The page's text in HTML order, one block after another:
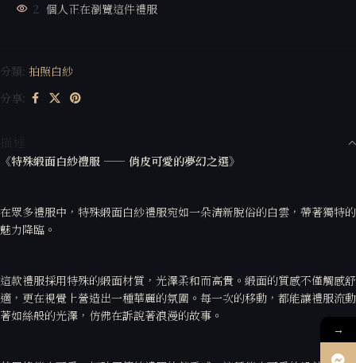
2 個人正在瀏覽這件禮服
分類: 拍照白紗
分享:
《特殊緞面白紗禮服 —— 俏皮可愛的夢幻之選》
在眾多禮服中，特殊緞面白紗禮服宛如一朵清新脫俗的白雲，帶著獨特的
魅力降臨。
這款禮服採用特殊的緞面材質，光澤柔和而高貴。緞面的質感不僅觸感舒
適，更在視覺上營造出一種華麗的氛圍。每一次的移動，都能讓禮服流動
著如絲般的光澤，仿佛在訴說著浪漫的故事。
→